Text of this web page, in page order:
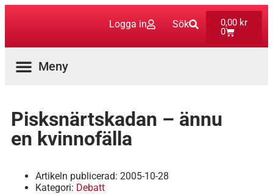
Logga in Sök 0,00 kr
0
Pisksnärtskadan – ännu
en kvinnofälla
Artikeln publicerad: 2005-10-28
Kategori: Debatt